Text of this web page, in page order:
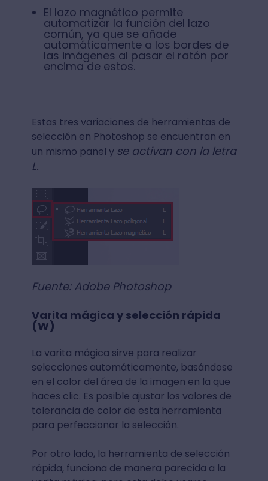
El lazo magnético permite
automatizar la función del lazo
común, ya que se añade
automáticamente a los bordes de
las imágenes al pasar el ratón por
encima de estos.
Estas tres variaciones de herramientas de
selección en Photoshop se encuentran en
un mismo panel y se activan con la letra
L.
Fuente: Adobe Photoshop
Varita mágica y selección rápida
(W)
La varita mágica sirve para realizar
selecciones automáticamente, basándose
en el color del área de la imagen en la que
haces clic. Es posible ajustar los valores de
tolerancia de color de esta herramienta
para perfeccionar la selección.
Por otro lado, la herramienta de selección
rápida, funciona de manera parecida a la